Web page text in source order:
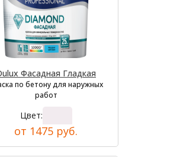
Фасадная Гладкая
по бетону для наружных
работ
Цвет:
от 1475 руб.